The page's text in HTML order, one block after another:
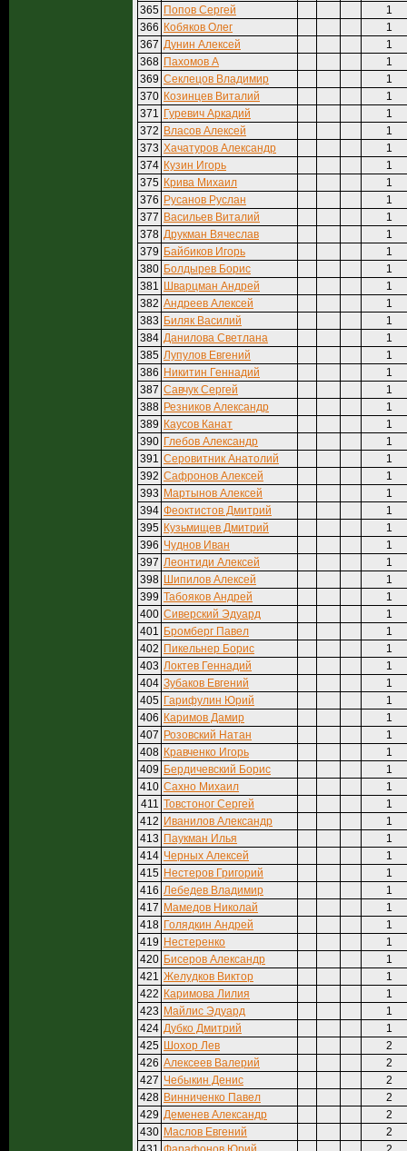
365 Попов Сергей
1
366 Кобяков Олег
1
367 Дунин Алексей
1
368 Пахомов А
1
369 Секлецов Владимир
1
370 Козинцев Виталий
1
371 Гуревич Аркадий
1
372 Власов Алексей
1
373 Хачатуров Александр
1
374 Кузин Игорь
1
375 Крива Михаил
1
376 Русанов Руслан
1
377 Васильев Виталий
1
378 Друкман Вячеслав
1
379 Байбиков Игорь
1
380 Болдырев Борис
1
381 Шварцман Андрей
1
382 Андреев Алексей
1
383 Биляк Василий
1
384 Данилова Светлана
1
385 Лупулов Евгений
1
386 Никитин Геннадий
1
387 Савчук Сергей
1
388 Резников Александр
1
389 Каусов Канат
1
390 Глебов Александр
1
391 Серовитник Анатолий
1
392 Сафронов Алексей
1
393 Мартынов Алексей
1
394 Феоктистов Дмитрий
1
395 Кузьмищев Дмитрий
1
396 Чуднов Иван
1
397 Леонтиди Алексей
1
398 Шипилов Алексей
1
399 Табояков Андрей
1
400 Сиверский Эдуард
1
401 Бромберг Павел
1
402 Пикельнер Борис
1
403 Локтев Геннадий
1
404 Зубаков Евгений
1
405 Гарифулин Юрий
1
406 Каримов Дамир
1
407 Розовский Натан
1
408 Кравченко Игорь
1
409 Бердичевский Борис
1
410 Сахно Михаил
1
411 Товстоног Сергей
1
412 Иванилов Александр
1
413 Паукман Илья
1
414 Черных Алексей
1
415 Нестеров Григорий
1
416 Лебедев Владимир
1
417 Мамедов Николай
1
418 Голядкин Андрей
1
419 Нестеренко
1
420 Бисеров Александр
1
421 Желудков Виктор
1
422 Каримова Лилия
1
423 Майлис Эдуард
1
424 Дубко Дмитрий
1
425 Шохор Лев
2
426 Алексеев Валерий
2
427 Чебыкин Денис
2
428 Винниченко Павел
2
429 Деменев Александр
2
430 Маслов Евгений
2